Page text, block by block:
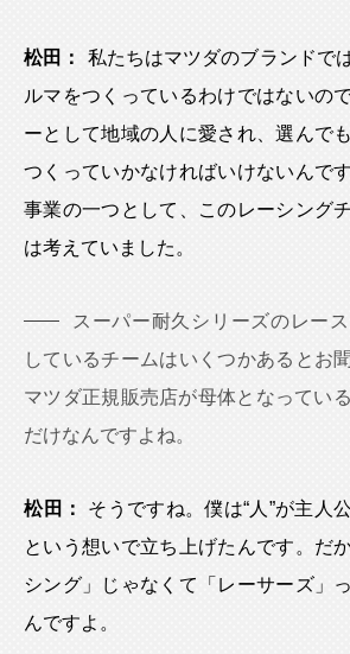
松田：
私たちはマツダのブランドで
ルマをつくっているわけではないの
ーとして地域の人に愛され、選んで
つくっていかなければいけないんで
事業の一つとして、このレーシング
は考えていました。
スーパー耐久シリーズのレー
しているチームはいくつかあるとお
マツダ正規販売店が母体となってい
だけなんですよね。
松田：
そうですね。僕は“人”が主人
という想いで立ち上げたんです。だ
シング」じゃなくて「レーサーズ」
んですよ。